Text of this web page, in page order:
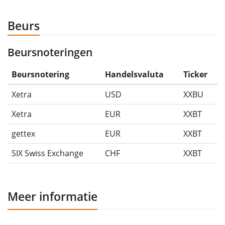
Beurs
Beursnoteringen
Beursnotering Handelsvaluta
Ticker
Xetra
USD
XXBU
Xetra
EUR
XXBT
gettex
EUR
XXBT
SIX Swiss Exchange
CHF XXBT
Meer informatie